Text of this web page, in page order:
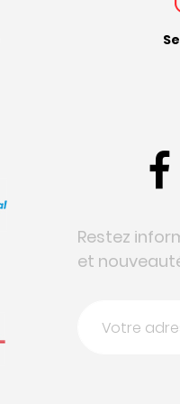
Restez
et